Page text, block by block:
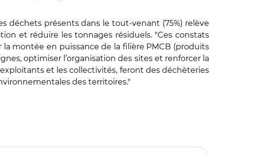
déchets présents dans le tout-venant (75%) relève
et réduire les tonnages résiduels. "Ces constats
montée en puissance de la filière PMCB (produits
optimiser l’organisation des sites et renforcer la
et les collectivités, feront des déchèteries
des territoires."